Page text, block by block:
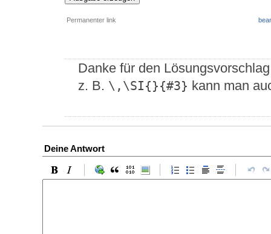
Permanenter link
Danke für den
z. B. \,\SI{}{#3} kann man
Deine Antwort